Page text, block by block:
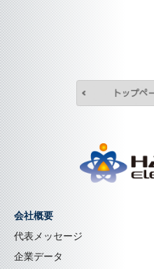
会社概要
代表メッセージ
企業データ